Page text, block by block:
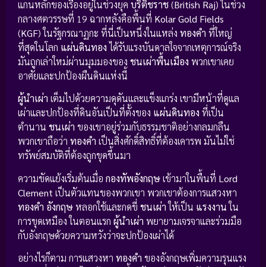
แกนหลักของเรื่องอยู่ในช่วงยุค บริติชราช(British Raj) ในช่วง
กลางศตวรรษที่ 19 ฉากหลังคือพื้นที่ Kolar Gold Fields
(KGF) ในรัฐกรณาฏกะ ที่นี่เป็นหนึ่งในแหล่ง ทองคำ ที่ใหญ่
ที่สุดในโลก แผ่นดินทองได้รับแรงบันดาลใจจากเหตุการณ์จริง
มันถูกเล่าใหม่ผ่านมุมมองของ ชนเผ่าพื้นเมือง พวกเขาเคย
อาศัยและปกป้องผืนดินแห่งนี้
ผู้นำเผ่า เต็มไปด้วยความดุดันและแข็งแกร่ง เขามีหน้าที่ดูแล
เผ่าและปกป้องที่ดินอันเป็นที่ตั้งของ แผ่นดินทอง ที่เป็น
ตำนาน ชนเผ่า ของเขาอยู่ร่วมกับธรรมชาติอย่างกลมกลืน
พวกเขาถือว่า ทองคำ เป็นสิ่งศักดิ์สิทธิ์ที่ต้องเคารพ มันไม่ใช่
ทรัพย์สมบัติที่ต้องถูกขุดขึ้นมา
ความขัดแย้งเริ่มต้นเมื่อ กองทัพอังกฤษเข้ามาในพื้นที่ Lord
Clement เป็นตัวแทนของพวกเขา พวกเขาต้องการแสวงหา
ทองคำ อังกฤษหลอกใช้และกดขี่ ชนเผ่าให้เป็น แรงงานใน
การขุดเหมือง ในตอนแรก ผู้นำเผ่า พยายามเจรจาและร่วมมือ
กับอังกฤษด้วยความหวังว่าจะปกป้องเผ่าได้
อย่างไรก็ตาม การแสวงหา ทองคำ ของอังกฤษเพิ่มความรุนแรง